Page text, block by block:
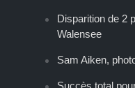
Disparition de 2
Walensee
Sam Aiken,
Succès total